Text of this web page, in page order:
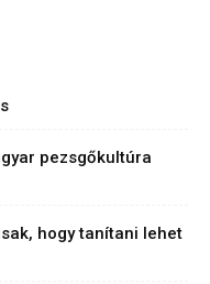
pezsgőkultúra
hogy tanítani lehet